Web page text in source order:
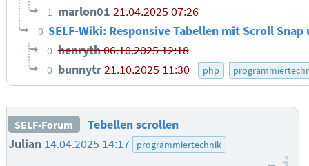
1 marlon0121.04.2025 07:26
0 SELF-Wiki: Responsive Tabellen mit Scroll
0 henryth06.10.2025 12:18
0 bunnytr21.10.2025 11:30 php
SELF-Forum
Tebellen scrollen
Julian 14.04.2025 14:17 programmiertechnik